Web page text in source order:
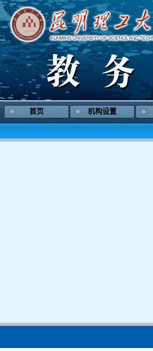
首页 机构设置